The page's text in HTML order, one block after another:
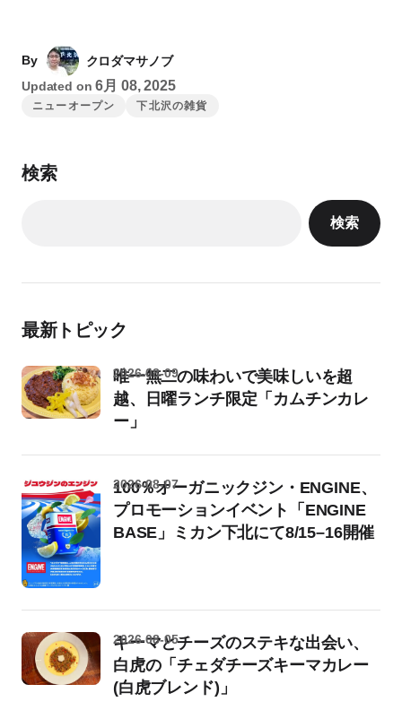
By
クロダマサノブ
Updated on 6月 08, 2025
ニューオープン 下北沢の雑貨
検索
検索
最新トピック
唯一無二の味わいで美味しいを超
越、日曜ランチ限定「カムチンカレ
ー」
2026-08-09
100％オーガニックジン・ENGINE、
プロモーションイベント「ENGINE
BASE」ミカン下北にて8/15–16開催
2026-08-07
キーマとチーズのステキな出会い、
白虎の「チェダチーズキーマカレー
(白虎ブレンド)」
2026-08-05